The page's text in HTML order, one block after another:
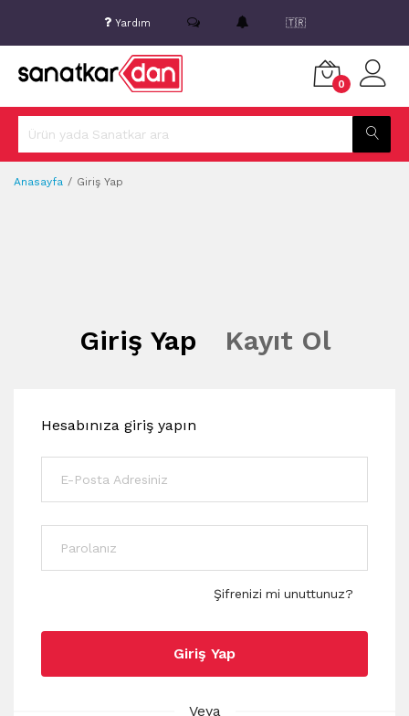
Yardım 🇹🇷
0
Anasayfa Giriş Yap
Giriş Yap Kayıt Ol
Hesabınıza giriş yapın
Şifrenizi mi unuttunuz?
Giriş Yap
Veya